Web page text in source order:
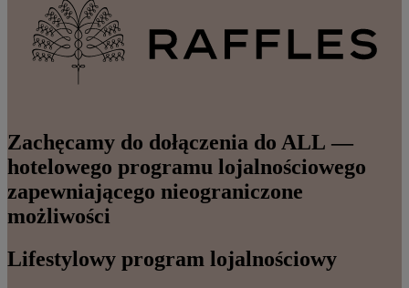
Zachęcamy do dołączenia do ALL —
hotelowego programu lojalnościowego
zapewniającego nieograniczone
możliwości
Lifestylowy program lojalnościowy